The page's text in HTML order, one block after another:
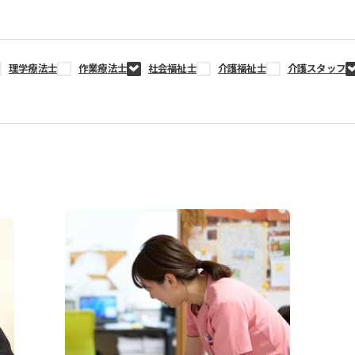
理学療法士 作業療法士 社会福祉士 介護福祉士 介護スタッフ